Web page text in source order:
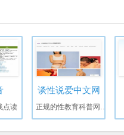
点读
谈性说爱中文网